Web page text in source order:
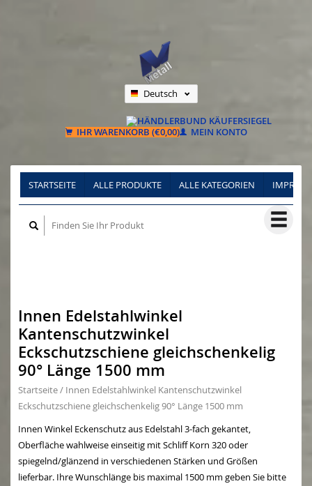
Deutsch
Français
IHR WARENKORB (€0,00) MEIN KONTO
STARTSEITE ALLE PRODUKTE ALLE KATEGORIEN
Innen Edelstahlwinkel
Kantenschutzwinkel
Eckschutzschiene gleichschenkelig
90° Länge 1500 mm
Startseite/ Innen Edelstahlwinkel Kantenschutzwinkel
Eckschutzschiene gleichschenkelig 90° Länge 1500 mm
Innen Winkel Eckenschutz aus Edelstahl 3-fach gekantet,
Oberfläche wahlweise einseitig mit Schliff Korn 320 oder
spiegelnd/glänzend in verschiedenen Stärken und Größen
lieferbar. Ihre Wunschlänge bis maximal 1500 mm geben Sie bitte